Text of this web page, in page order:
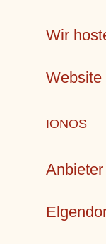
Wir
Website
IONOS